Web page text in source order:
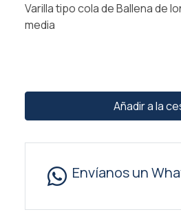
Varilla tipo cola de Ballena de
media
Añadir a la
Envíanos un